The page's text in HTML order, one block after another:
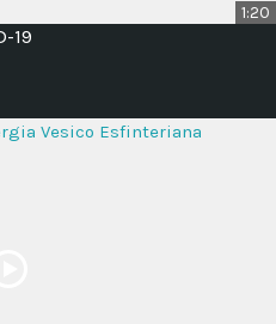
1:20
19